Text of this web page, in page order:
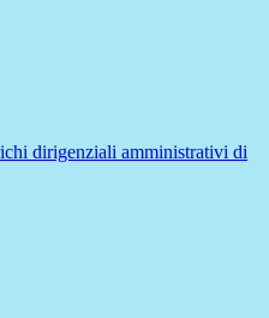
dirigenziali amministrativi di